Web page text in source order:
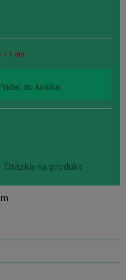
- 7 dní
do košíka
Otázka na produkt